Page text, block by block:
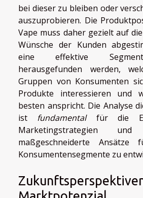
bei dieser zu bleiben oder
auszuprobieren. Die
Vape muss daher gezielt auf
Wünsche der Kunden
eine effektive
herausgefunden werden,
Gruppen von Konsumenten
Produkte interessieren und
besten anspricht. Die Analyse
ist fundamentalfür die
Marketingstrategien
maßgeschneiderte Ansätze
Konsumentensegmente zu